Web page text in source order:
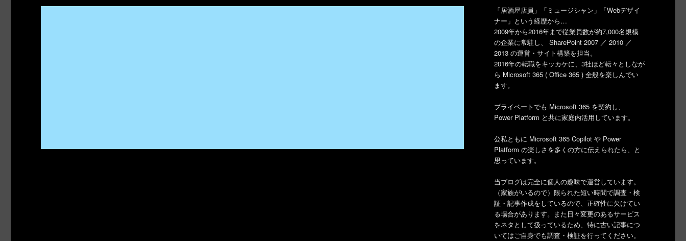
「居酒屋店員」「ミュージシャン」「Webデザイ
ナー」という経歴から…
2009年から2016年まで従業員数が約7,000名規模
の企業に常駐し、 SharePoint 2007 ／ 2010 ／
2013 の運営・サイト構築を担当。
2016年の転職をキッカケに、3社ほど転々としなが
ら Microsoft 365 ( Office 365 ) 全般を楽しんでい
ます。
プライベートでも Microsoft 365 を契約し、
Power Platform と共に家庭内活用しています。
公私ともに Microsoft 365 Copilot や Power
Platform の楽しさを多くの方に伝えられたら、と
思っています。
当ブログは完全に個人の趣味で運営しています。
（家族がいるので）限られた短い時間で調査・検
証・記事作成をしているので、正確性に欠けてい
る場合があります。また日々変更のあるサービス
をネタとして扱っているため、特に古い記事につ
いてはご自身でも調査・検証を行ってください。